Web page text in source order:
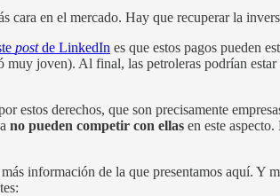
cara en el mercado. Hay que recuperar la
postde LinkedIn es que estos pagos pueden
joven). Al final, las petroleras podrían
estos derechos, que son precisamente
no pueden competir con ellas en este aspecto.
información de la que presentamos aquí. Y